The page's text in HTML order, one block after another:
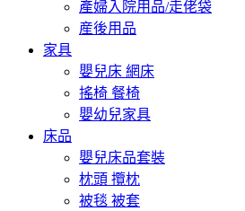
產婦入院用品/走佬袋
産後用品
家具
嬰兒床 網床
搖椅 餐椅
嬰幼兒家具
床品
嬰兒床品套裝
枕頭 攬枕
被毯 被套